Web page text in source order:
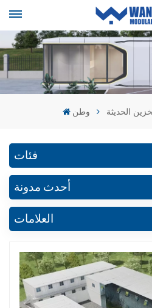
وطن الحديثة
فئات
أحدث مدونة
العلامات